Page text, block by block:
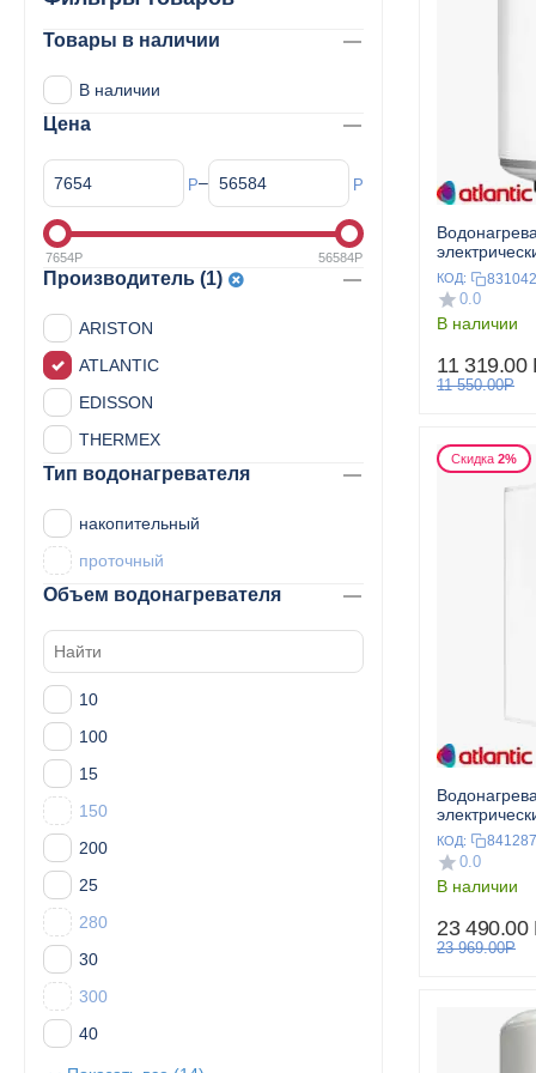
КОД: 831042
0.0
В наличии
11 319.00
11 550.00Р
Скидка 2%
VERTIGO
КОД: 841287
0.0
В наличии
23 490.00
23 969.00Р
Товары в наличии
В наличии
Цена
Р– Р
7654Р 56584Р
Производитель (1)
ARISTON
ATLANTIC
EDISSON
THERMEX
Тип водонагревателя
накопительный
проточный
Объем водонагревателя
10
100
15
150
200
25
280
30
300
40